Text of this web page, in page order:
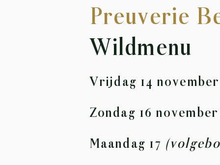
Preuverie
Wildmenu
Vrijdag 14
Zondag 16
Maandag 17